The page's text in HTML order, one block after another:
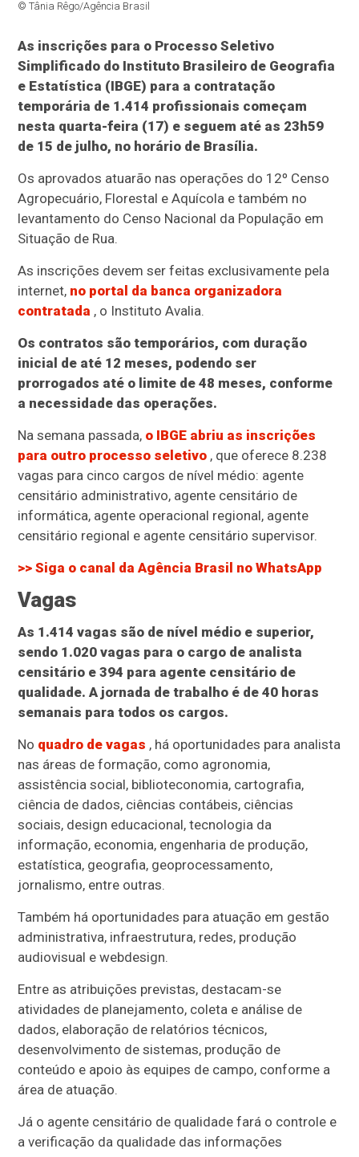
© Tânia Rêgo/Agência Brasil
As inscrições para o Processo Seletivo
Simplificado do Instituto Brasileiro de Geografia
e Estatística (IBGE) para a contratação
temporária de 1.414 profissionais começam
nesta quarta-feira (17) e seguem até as 23h59
de 15 de julho, no horário de Brasília.
Os aprovados atuarão nas operações do 12º Censo
Agropecuário, Florestal e Aquícola e também no
levantamento do Censo Nacional da População em
Situação de Rua.
As inscrições devem ser feitas exclusivamente pela
internet, no portal da banca organizadora
contratada , o Instituto Avalia.
Os contratos são temporários, com duração
inicial de até 12 meses, podendo ser
prorrogados até o limite de 48 meses, conforme
a necessidade das operações.
Na semana passada, o IBGE abriu as inscrições
para outro processo seletivo , que oferece 8.238
vagas para cinco cargos de nível médio: agente
censitário administrativo, agente censitário de
informática, agente operacional regional, agente
censitário regional e agente censitário supervisor.
>> Siga o canal daAgência Brasil no WhatsApp
Vagas
As 1.414 vagas são de nível médio e superior,
sendo 1.020 vagas para o cargo de analista
censitário e 394 para agente censitário de
qualidade. A jornada de trabalho é de 40 horas
semanais para todos os cargos.
No quadro de vagas , há oportunidades para analista
nas áreas de formação, como agronomia,
assistência social, biblioteconomia, cartografia,
ciência de dados, ciências contábeis, ciências
sociais, design educacional, tecnologia da
informação, economia, engenharia de produção,
estatística, geografia, geoprocessamento,
jornalismo, entre outras.
Também há oportunidades para atuação em gestão
administrativa, infraestrutura, redes, produção
audiovisual e webdesign.
Entre as atribuições previstas, destacam-se
atividades de planejamento, coleta e análise de
dados, elaboração de relatórios técnicos,
desenvolvimento de sistemas, produção de
conteúdo e apoio às equipes de campo, conforme a
área de atuação.
Já o agente censitário de qualidade fará o controle e
a verificação da qualidade das informações